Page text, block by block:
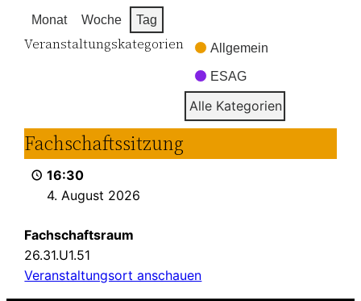
Monat Woche Tag
Veranstaltungskategorien Allgemein
ESAG
Alle Kategorien
Fachschaftssitzung
Fachschaftssitzung
16:30
4. August 2026
Fachschaftsraum
26.31.U1.51
Veranstaltungsort anschauen